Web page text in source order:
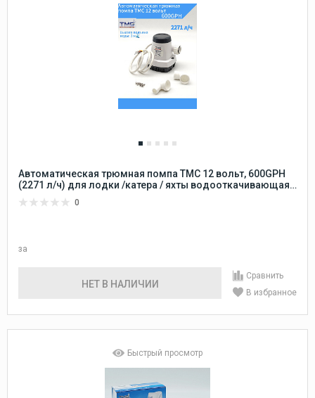
Автоматическая трюмная помпа TMC 12 вольт, 600GPH
(2271 л/ч) для лодки /катера / яхты водооткачивающая
для откачки воды на судне
0
за
НЕТ В НАЛИЧИИ
Сравнить
В избранное
Быстрый просмотр